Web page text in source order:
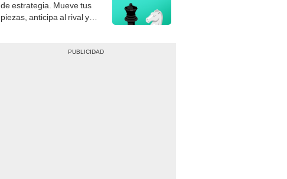
de estrategia. Mueve tus
piezas, anticipa al rival y